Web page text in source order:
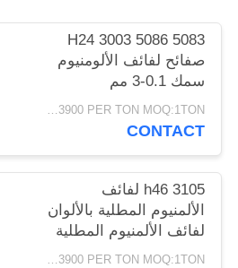
POLICY
5083 5086 3003 H24
صفائح لفائف الألومنيوم
سمك 0.1-3 مم
USD2000-3900 PER TON MOQ:1TON
CONTACT
3105 h46 لفائف
الألمنيوم المطلية بالألوان
لفائف الألمنيوم المطلية
مسبقًا للمزراب
USD2000-3900 PER TON MOQ:1TON